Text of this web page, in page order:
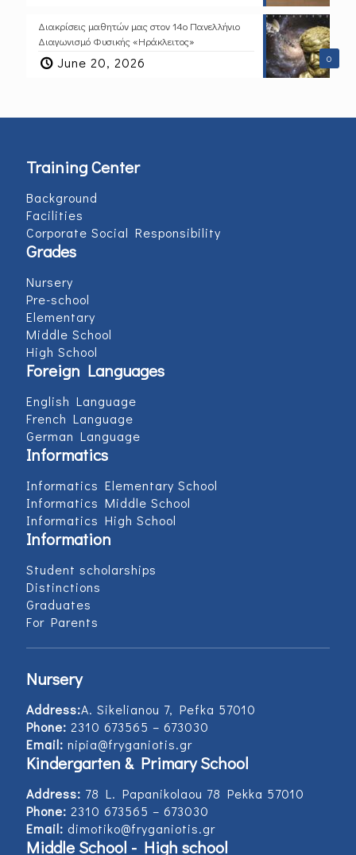
0
Διακρίσεις μαθητών μας στον 14ο Πανελλήνιο
Διαγωνισμό Φυσικής «Ηράκλειτος»
June 20, 2026
Training Center
Background
Facilities
Corporate Social Responsibility
Grades
Nursery
Pre-school
Elementary
Middle School
High School
Foreign Languages
English Language
French Language
German Language
Informatics
Informatics Elementary School
Informatics Middle School
Informatics High School
Information
Student scholarships
Distinctions
Graduates
For Parents
Nursery
Address:Α. Sikelianou 7, Pefka 57010
Phone: 2310 673565 – 673030
Email: nipia@fryganiotis.gr
Kindergarten & Primary School
Address: 78 L. Papanikolaou 78 Pekka 57010
Phone: 2310 673565 – 673030
Email: dimotiko@fryganiotis.gr
Middle School - High school